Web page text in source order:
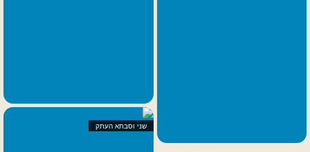
שני וסבתא העתק